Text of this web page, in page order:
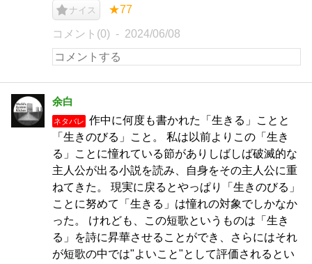
ナイス ★77
コメント(0) 2024/06/08
余白
ネタバレ
作中に何度も書かれた「生きる」ことと
「生きのびる」こと。 私は以前よりこの「生き
る」ことに憧れている節がありしばしば破滅的な
主人公が出る小説を読み、自身をその主人公に重
ねてきた。 現実に戻るとやっぱり「生きのびる」
ことに努めて「生きる」は憧れの対象でしかなか
った。 けれども、この短歌というものは「生き
る」を詩に昇華させることができ、さらにはそれ
が短歌の中では"よいこと"として評価されるとい